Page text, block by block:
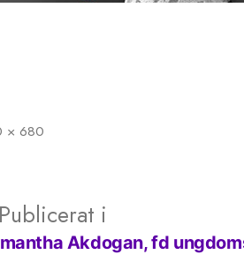
× 680
Publicerat i
Akdogan, fd